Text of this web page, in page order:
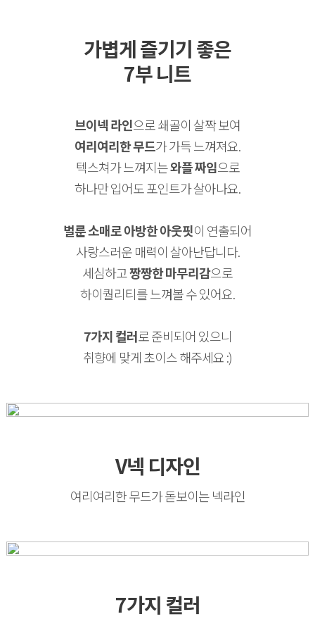
가볍게 즐기기 좋은
7부 니트
브이넥 라인으로 쇄골이 살짝 보여
여리여리한 무드가 가득 느껴져요.
텍스쳐가 느껴지는와플 짜임으로
하나만 입어도 포인트가 살아나요.
벌룬 소매로 아방한 아웃핏이 연출되어
사랑스러운 매력이 살아난답니다.
세심하고짱짱한 마무리감으로
하이퀄리티를 느껴볼 수 있어요.
7가지 컬러로 준비되어 있으니
취향에 맞게 초이스 해주세요 :)
V넥 디자인
여리여리한 무드가 돋보이는 넥라인
7가지 컬러